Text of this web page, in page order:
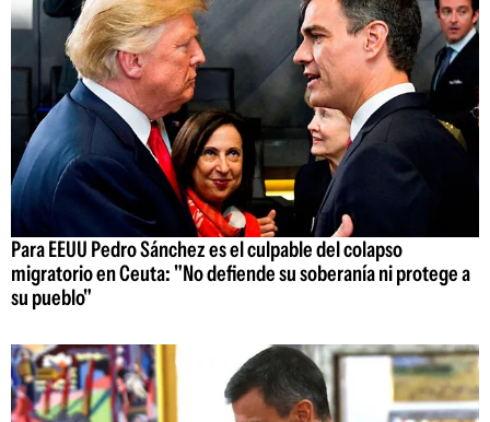
Para EEUU Pedro Sánchez es el culpable del colapso
migratorio en Ceuta: "No defiende su soberanía ni protege a
su pueblo"